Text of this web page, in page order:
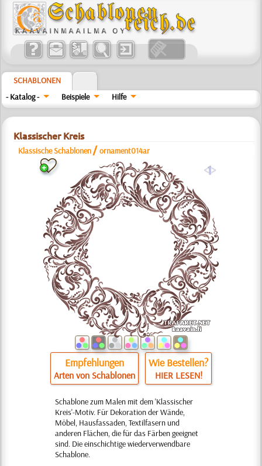
SCHABLONEN
- Katalog -
Beispiele Hilfe
Klassischer Kreis
Klassische Schablonen /ornament014ar
a
Empfehlungen
Arten von Schablonen
Wie Bestellen?
HIER LESEN!
Schablone zum Malen mit dem 'Klassischer
Kreis'-Motiv. Für Dekoration der Wände,
Möbel, Hausfassaden, Textilfasern und
anderen Flächen, die für das Färben geeignet
sind. Die einschichtige wiederverwendbare
Schablone.